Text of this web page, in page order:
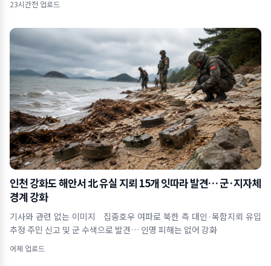
23시간전 업로드
인천 강화도 해안서 北 유실 지뢰 15개 잇따라 발견… 군·지자체
경계 강화
기사와 관련 없는 이미지 집중호우 여파로 북한 측 대인·목함지뢰 유입
추정 주민 신고 및 군 수색으로 발견… 인명 피해는 없어 강화
어제 업로드